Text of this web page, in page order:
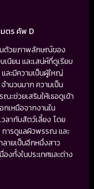
ตร คัพ D
ด้วยภาพลักษณ์ของ
นียน และเสน่ห์ที่ดูเรียบ
ละมีความเป็นผู้ใหญ่
ำนวนมาก ความเป็น
ะช่วยเสริมให้เธอดูเข้า
เหนือจากงานใน
ลากับสัตว์เลี้ยง โดย
การดูแลผิวพรรณ และ
ายเป็นอีกหนึ่งสาว
ทั้งในประเทศและต่าง